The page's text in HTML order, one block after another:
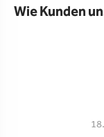
Wie Kunden